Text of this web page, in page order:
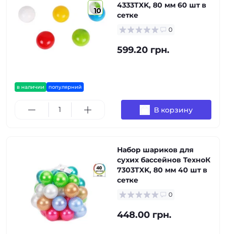
10
в наличии популярний
4333TXK, 80 мм 60 шт в
сетке
0
599.20 грн.
В корзину
Набор шариков для
сухих бассейнов ТехноК
7303TXK, 80 мм 40 шт в
сетке
0
448.00 грн.